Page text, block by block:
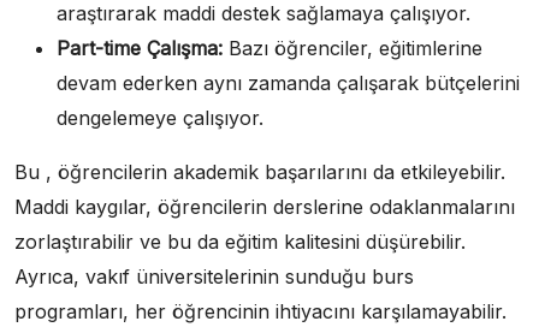
araştırarak maddi destek sağlamaya çalışıyor.
Part-time Çalışma: Bazı öğrenciler, eğitimlerine
devam ederken aynı zamanda çalışarak bütçelerini
dengelemeye çalışıyor.
Bu , öğrencilerin akademik başarılarını da etkileyebilir.
Maddi kaygılar, öğrencilerin derslerine odaklanmalarını
zorlaştırabilir ve bu da eğitim kalitesini düşürebilir.
Ayrıca, vakıf üniversitelerinin sunduğu burs
programları, her öğrencinin ihtiyacını karşılamayabilir.